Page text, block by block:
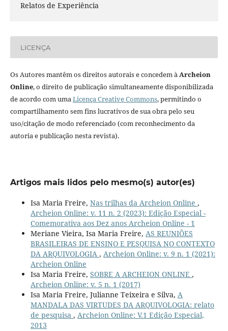
Relatos de Experiência
LICENÇA
Os Autores mantêm os direitos autorais e concedem àArcheion
Online, o direito de publicação simultaneamente disponibilizada
de acordo com umaLicença Creative Commons, permitindo o
compartilhamento sem fins lucrativos de sua obra pelo seu
uso/citação de modo referenciado (com reconhecimento da
autoria e publicação nesta revista).
Artigos mais lidos pelo mesmo(s) autor(es)
Isa Maria Freire, Nas trilhas da Archeion Online ,
Archeion Online: v. 11 n. 2 (2023): Edição Especial -
Comemorativa aos Dez anos Archeion Online - 1
Meriane Vieira, Isa Maria Freire, AS REUNIÕES
BRASILEIRAS DE ENSINO E PESQUISA NO CONTEXTO
DA ARQUIVOLOGIA , Archeion Online: v. 9 n. 1 (2021):
Archeion Online
Isa Maria Freire, SOBRE A ARCHEION ONLINE ,
Archeion Online: v. 5 n. 1 (2017)
Isa Maria Freire, Julianne Teixeira e Silva, A
MANDALA DAS VIRTUDES DA ARQUIVOLOGIA: relato
de pesquisa , Archeion Online: V.1 Edição Especial,
2013